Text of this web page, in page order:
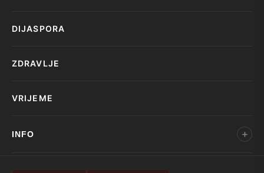
DIJASPORA
ZDRAVLJE
VRIJEME
INFO